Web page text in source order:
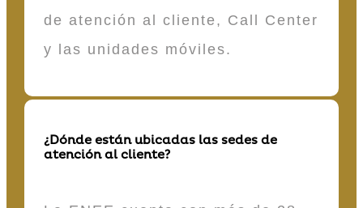
de atención al cliente, Call Center
y las unidades móviles.
¿Dónde están ubicadas las sedes de
atención al cliente?